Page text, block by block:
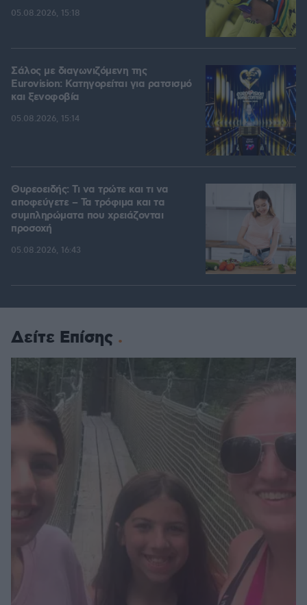
05.08.2026, 15:18
Σάλος με διαγωνιζόμενη της
Eurovision: Κατηγορείται για ρατσισμό
και ξενοφοβία
05.08.2026, 15:14
Θυρεοειδής: Τι να τρώτε και τι να
αποφεύγετε – Τα τρόφιμα και τα
συμπληρώματα που χρειάζονται
προσοχή
05.08.2026, 16:43
Δείτε Επίσης